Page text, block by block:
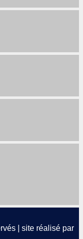
| site réalisé par